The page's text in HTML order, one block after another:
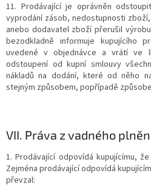
11. Prodávající je oprávněn
vyprodání zásob, nedostupnosti
anebo dodavatel zboží přerušil
bezodkladně informuje kupujícího
uvedené v objednávce a vrátí ve
odstoupení od kupní smlouvy
nákladů na dodání, které od něho
stejným způsobem, popřípadě
VII. Práva z vadného
1. Prodávající odpovídá kupujícímu,
Zejména prodávající odpovídá
převzal: